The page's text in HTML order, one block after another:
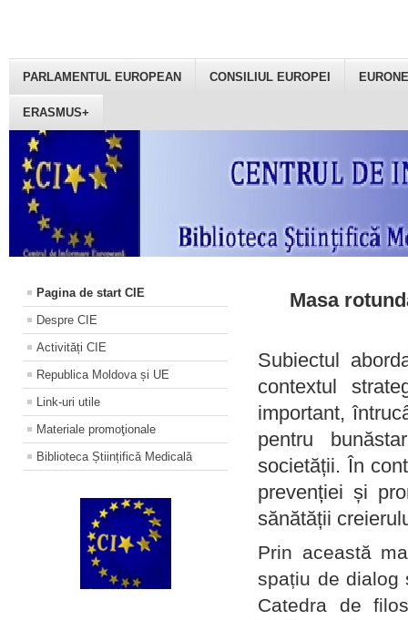
PARLAMENTUL EUROPEAN CONSILIUL EUROPEI
ERASMUS+
Pagina de start CIE
Despre CIE
Activități CIE
Republica Moldova și UE
Link-uri utile
Materiale promoţionale
Biblioteca Științifică Medicală
Masa
Subiectul
contextul
important,
pentru
societății. În
prevenției și
sănătății
Prin această
spațiu de dialog
Catedra de